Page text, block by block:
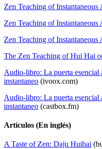
Zen Teaching of Instantaneous
Zen Teaching of Instantaneous
Zen Teaching of Instantaneous
The Zen Teaching of Hui Hai
Audio-libro: La puerta esencial
instantaneo (ivoox.com)
Audio-libro: La puerta esencial
instantaneo (castbox.fm)
Artículos (En inglés)
A Taste of Zen: Daju Huihai